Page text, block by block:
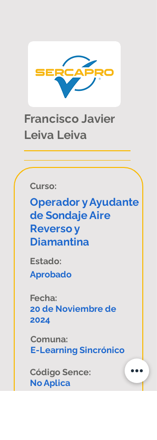
Francisco Javier
Leiva Leiva
Curso:
Operador y Ayudante
de Sondaje Aire
Reverso y
Diamantina
Estado:
Aprobado
Fecha:
20 de Noviembre de
2024
Comuna:
E-Learning Sincrónico
Código Sence:
No Aplica